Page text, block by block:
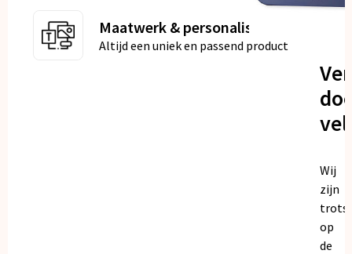
Maatwerk & personalisatie
Altijd een uniek en passend product
Wij
zijn
trots
op
de